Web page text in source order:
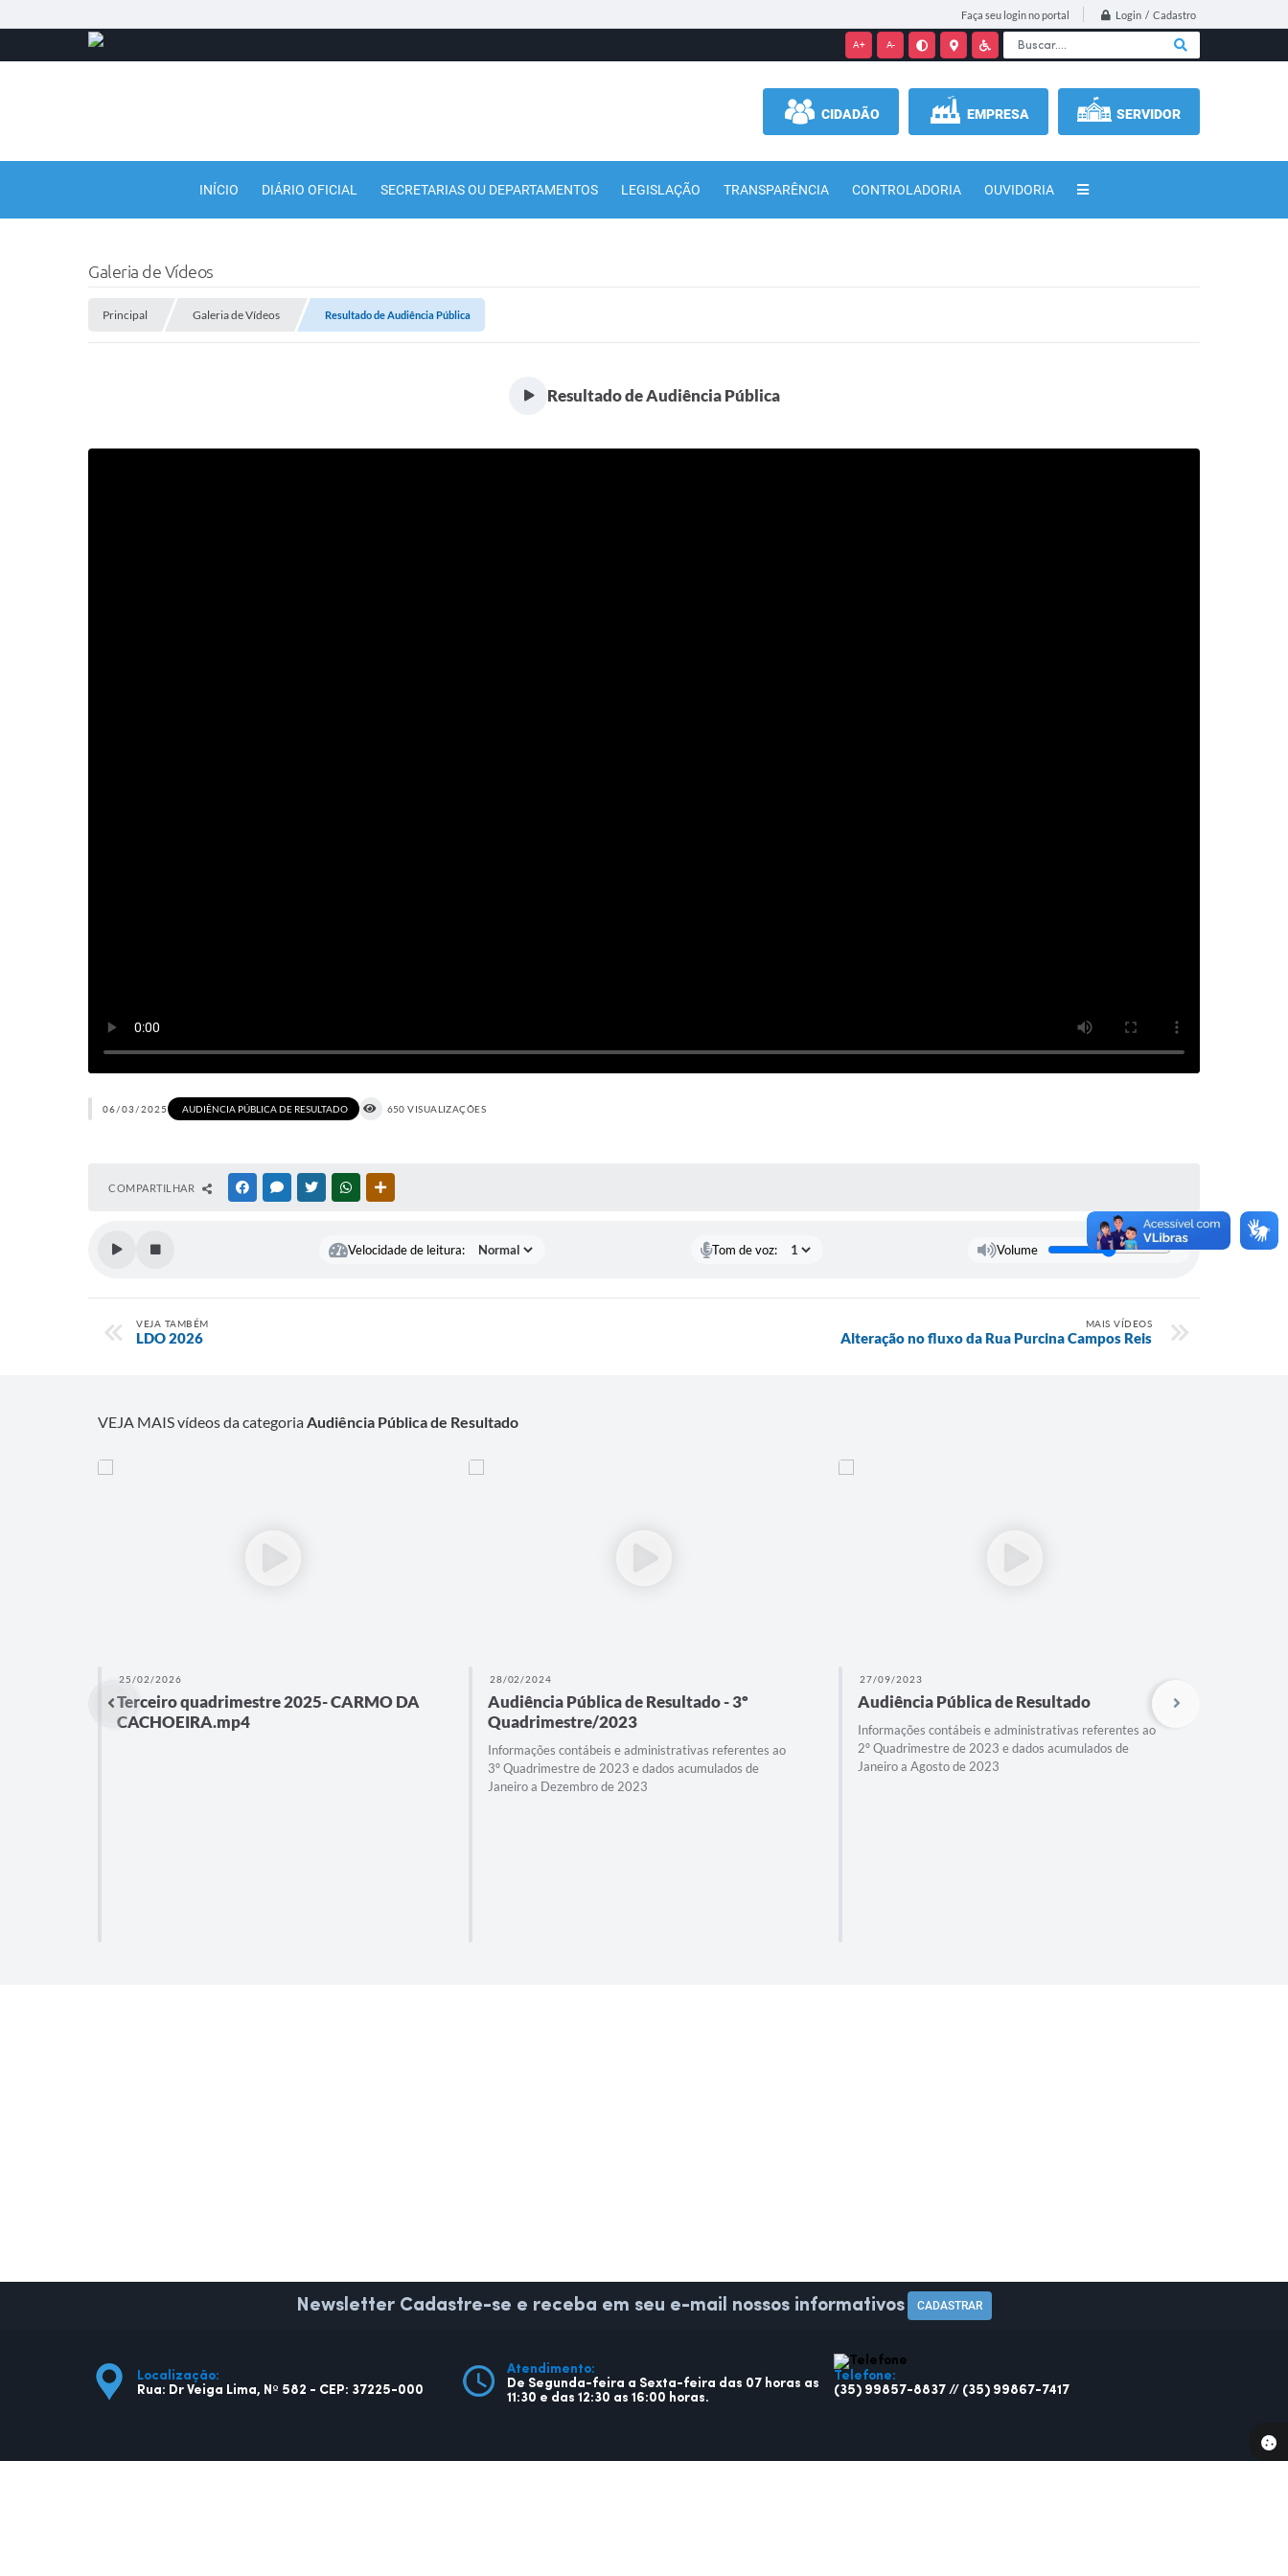
Faça seu login no portal Login / Cadastro
A+ A-
CIDADÃO EMPRESA SERVIDOR
INÍCIO DIÁRIO OFICIAL SECRETARIAS OU DEPARTAMENTOS LEGISLAÇÃO TRANSPARÊNCIA CONTROLADORIA OUVIDORIA
Galeria de Vídeos
Principal Galeria de Vídeos Resultado de Audiência Pública
Resultado de Audiência Pública
06/03/2025 AUDIÊNCIA PÚBLICA DE RESULTADO 650 VISUALIZAÇÕES
COMPARTILHAR FACEBOOKMESSENGER
TWITTERWHATSAPP
Velocidade de leitura: Tom de voz: Volume
VEJA TAMBÉM
LDO 2026
MAIS VÍDEOS
Alteração no fluxo da Rua Purcina Campos Reis
VEJA MAIS vídeos da categoriaAudiência Pública de Resultado
25/02/2026
Terceiro quadrimestre 2025- CARMO DA
CACHOEIRA.mp4
28/02/2024
Audiência Pública de Resultado - 3º
Quadrimestre/2023
Informações contábeis e administrativas referentes ao
3º Quadrimestre de 2023 e dados acumulados de
Janeiro a Dezembro de 2023
27/09/2023
Audiência Pública de Resultado
Informações contábeis e administrativas referentes ao
2º Quadrimestre de 2023 e dados acumulados de
Janeiro a Agosto de 2023
Newsletter Cadastre-se e receba em seu e-mail nossos informativos CADASTRAR
Localização:
Rua: Dr Veiga Lima, Nº 582 - CEP: 37225-000
Atendimento:
De Segunda-feira a Sexta-feira das 07 horas as
11:30 e das 12:30 as 16:00 horas.
Telefone:
(35) 99857-8837 // (35) 99867-7417